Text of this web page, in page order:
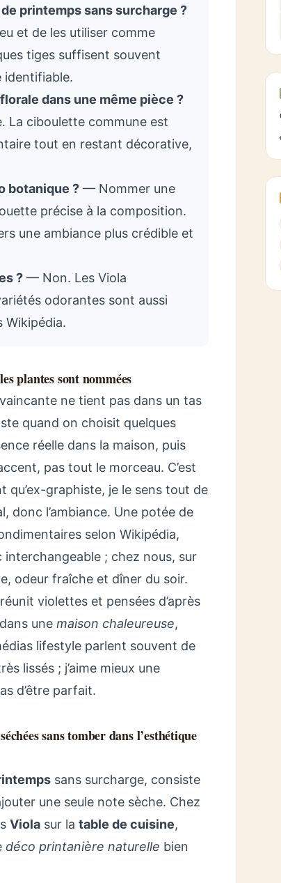
printemps sans surcharge ?
et de les utiliser comme
tiges suffisent souvent
identifiable.
dans une même pièce ?
La ciboulette commune est
tout en restant décorative,
botanique ? — Nommer une
précise à la composition.
une ambiance plus crédible et
? — Non. Les Viola
odorantes sont aussi
Wikipédia.
plantes sont nommées
ne tient pas dans un tas
quand on choisit quelques
réelle dans la maison, puis
pas tout le morceau. C’est
qu’ex-graphiste, je le sens tout de
donc l’ambiance. Une potée de
selon Wikipédia,
interchangeable ; chez nous, sur
odeur fraîche et dîner du soir.
violettes et pensées d’après
une maison chaleureuse,
lifestyle parlent souvent de
lissés ; j’aime mieux une
d’être parfait.
sans tomber dans l’esthétique
sans surcharge, consiste
une seule note sèche. Chez
Viola sur la table de cuisine,
déco printanière naturelle bien